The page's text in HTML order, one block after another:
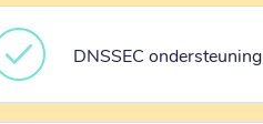
DNSSEC ondersteuning